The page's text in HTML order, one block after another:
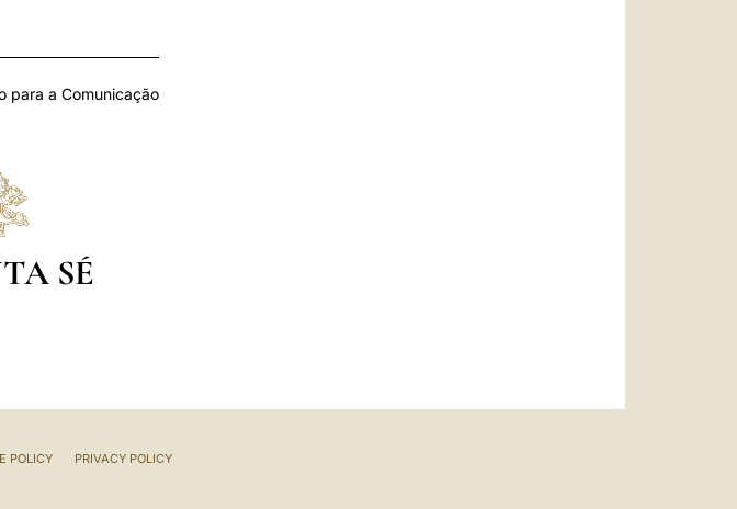
para a Comunicação
SÉ
POLICY PRIVACY POLICY